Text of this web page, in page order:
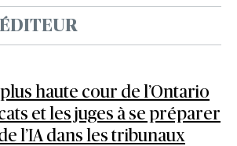
haute cour de l’Ontario
et les juges à se préparer
l’IA dans les tribunaux